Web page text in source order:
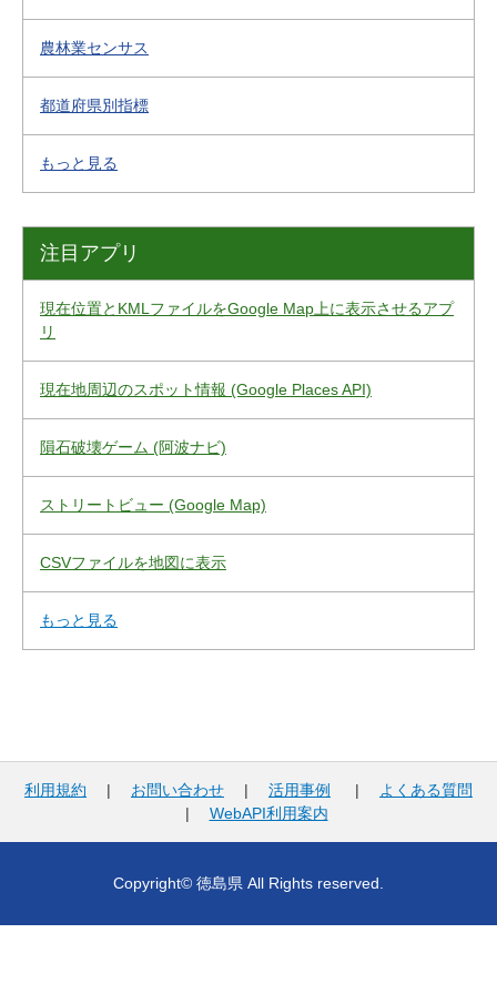
農林業センサス
都道府県別指標
もっと見る
注目アプリ
現在位置とKMLファイルをGoogle Map上に表示させるアプ
リ
現在地周辺のスポット情報 (Google Places API)
隕石破壊ゲーム (阿波ナビ)
ストリートビュー (Google Map)
CSVファイルを地図に表示
もっと見る
利用規約 | お問い合わせ | 活用事例 |
よくある質問
| WebAPI利用案内
Copyright© 徳島県 All Rights reserved.